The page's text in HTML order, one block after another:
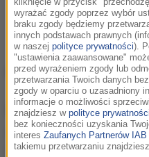
0 2 3 4 5 7 9 A
Avril Lavigne
Informacje oAvril
Avril Lavigne -
z małego miasteczka
wyrażać zgody poprzez wybór
braku zgody będziemy
innych podstawach prawnych
w naszej polityce prywatności).
"ustawienia zaawansowane"
przed wyrażeniem zgody lub
przetwarzania Twoich danych
zgody w oparciu o uzasadniony
informacje o możliwości
znajdziesz w polityce prywatności
bez konieczności uzyskania
interes Zaufanych Partnerów IAB
takiemu przetwarzaniu